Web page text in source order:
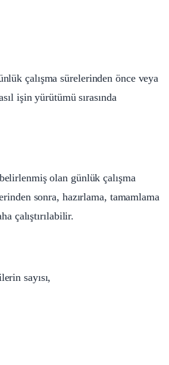
çalışma sürelerinden önce veya
işin yürütümü sırasında
olan günlük çalışma
sonra, hazırlama, tamamlama
çalıştırılabilir.
sayısı,